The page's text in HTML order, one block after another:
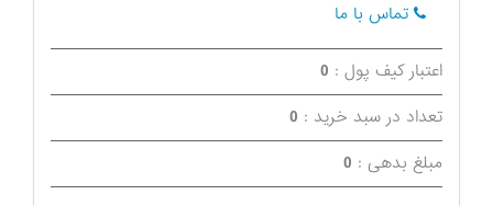
تماس با ما
اعتبار کیف پول : 0
تعداد در سبد خرید : 0
مبلغ بدهی : 0